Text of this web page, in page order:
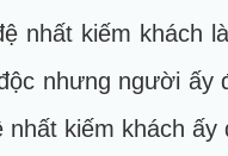
nhất kiếm khách
nhưng người
kiếm khách